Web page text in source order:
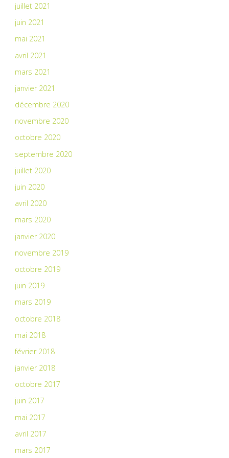
juillet 2021
juin 2021
mai 2021
avril 2021
mars 2021
janvier 2021
décembre 2020
novembre 2020
octobre 2020
septembre 2020
juillet 2020
juin 2020
avril 2020
mars 2020
janvier 2020
novembre 2019
octobre 2019
juin 2019
mars 2019
octobre 2018
mai 2018
février 2018
janvier 2018
octobre 2017
juin 2017
mai 2017
avril 2017
mars 2017